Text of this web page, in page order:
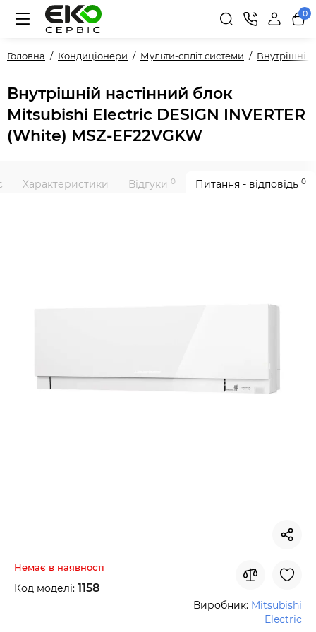
0
Головна Кондиціонери Мульти-спліт системи Внутрішні
Внутрішній настінний блок
Mitsubishi Electric DESIGN INVERTER
(White) MSZ-EF22VGKW
Характеристики Відгуки 0 Питання - відповідь 0
Немає в наявності
Код моделі: 1158
Виробник: Mitsubishi
Electric